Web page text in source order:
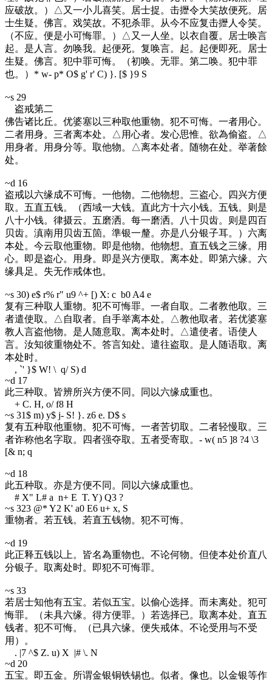
应破故。）△又一小儿喜笑。居士捉。击攊令大笑故便死。居
士生疑。佛言。戏笑故。不犯杀罪。从今不应复击攊人令笑。
（不应。便是小可悔罪。）△又一人坐。以衣自覆。居士唤言
起。是人言。勿唤我。起便死。复唤言。起。起便即死。居士
生疑。佛言。犯中罪可悔。（初唤。无罪。第二唤。犯中罪
也。） * w- p* O$ g' r' C) }. [$ }9 S
~s 29
盗戒第二
佛告诸比丘。优婆塞以三种取他重物。犯不可悔。一者用心。
二者用身。三者离本处。△用心者。发心思惟。欲為偷盗。△
用身者。用身分等。取他物。△离本处者。随物在处。举著餘
处。
~d 16
盗戒以六缘成不可悔。一他物。二他物想。三盗心。四兴方便
取。五直五钱。（西域一大钱。直此方十六小钱。五钱。则是
八十小钱。律摄云。五磨洒。每一磨洒。八十贝齿。则是四百
贝齿。滇南用贝齿五箇。準银一釐。亦是八分银子耳。）六离
本处。今云取他重物。即是他物。他物想。直五钱之三缘。用
心。即是盗心。用身。即是兴方便取。离本处。即第六缘。六
缘具足。失无作戒体也。
~s 30) e$ r% r" u9 ^+ [) X: c b0 A4 e
复有三种取人重物。犯不可悔罪。一者自取。二者教他取。三
者遣使取。△自取者。自手举离本处。△教他取者。若优婆塞
教人言盗他物。是人随意取。离本处时。△遣使者。语使人
言。汝知彼重物处不。答言知处。遣往盗取。是人随语取。离
本处时。
, `' }$ W! \ q/ S) d
~d 17
此三种取。皆辨所兴方便不同。同以六缘成重也。
+ C. H, o/ f8 H
~s 31$ m) y$ j- S! }. z6 e. D$ s
复有五种取他重物。犯不可悔。一者苦切取。二者轻慢取。三
者诈称他名字取。四者强夺取。五者受寄取。 - w( n5 ]8 ?4 \3
[& n; q
~d 18
此五种取。亦是方便不同。同以六缘成重也。
# X" L# a n+ E T. Y) Q3 ?
~s 323 @* Y2 K' a0 E6 u+ x, S
重物者。若五钱。若直五钱物。犯不可悔。
~d 19
此正释五钱以上。皆名為重物也。不论何物。但使本处价直八
分银子。取离处时。即犯不可悔罪。
~s 33
若居士知他有五宝。若似五宝。以偷心选择。而未离处。犯可
悔罪。（未具六缘。得方便罪。）若选择已。取离本处。直五
钱者。犯不可悔。（已具六缘。便失戒体。不论受用与不受
用）。
. |7 ^$ Z. u) X |# \. N
~d 20
五宝。即五金。所谓金银铜铁锡也。似者。像也。以金银等作